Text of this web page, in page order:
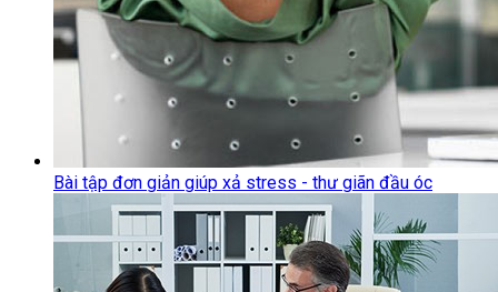
Bài tập đơn giản giúp xả stress - thư giãn đầu óc